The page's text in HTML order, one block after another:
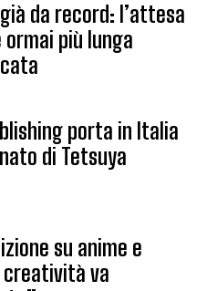
da record: l’attesa
ormai più lunga
porta in Italia
di Tetsuya
su anime e
va